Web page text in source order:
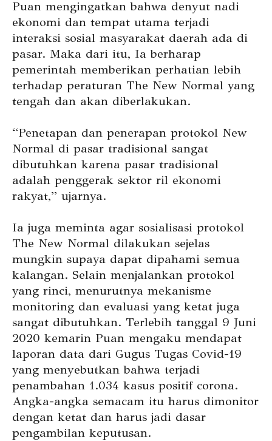
Puan mengingatkan bahwa denyut nadi
ekonomi dan tempat utama terjadi
interaksi sosial masyarakat daerah ada di
pasar. Maka dari itu, Ia berharap
pemerintah memberikan perhatian lebih
terhadap peraturan The New Normal yang
tengah dan akan diberlakukan.
“Penetapan dan penerapan protokol New
Normal di pasar tradisional sangat
dibutuhkan karena pasar tradisional
adalah penggerak sektor ril ekonomi
rakyat,” ujarnya.
Ia juga meminta agar sosialisasi protokol
The New Normal dilakukan sejelas
mungkin supaya dapat dipahami semua
kalangan. Selain menjalankan protokol
yang rinci, menurutnya mekanisme
monitoring dan evaluasi yang ketat juga
sangat dibutuhkan. Terlebih tanggal 9 Juni
2020 kemarin Puan mengaku mendapat
laporan data dari Gugus Tugas Covid-19
yang menyebutkan bahwa terjadi
penambahan 1.034 kasus positif corona.
Angka-angka semacam itu harus dimonitor
dengan ketat dan harus jadi dasar
pengambilan keputusan.